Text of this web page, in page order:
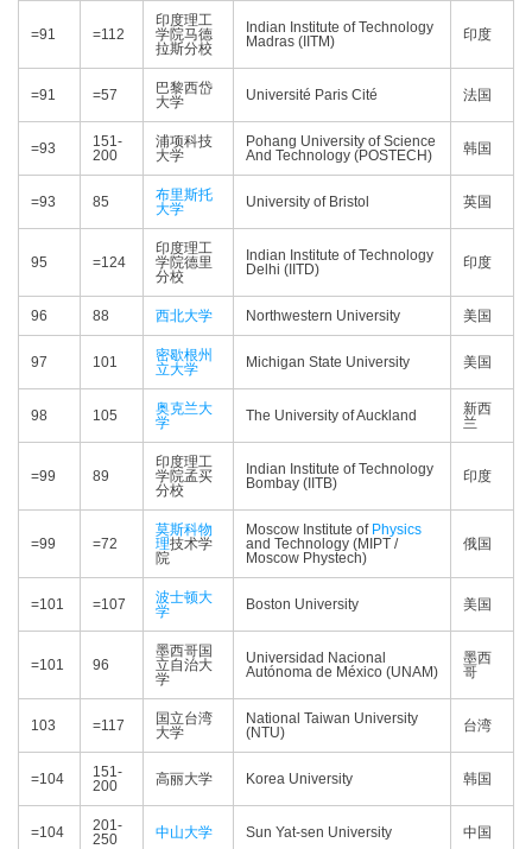
=91 =112
印度理工
学院马德
拉斯分校
Indian Institute of Technology
Madras (IITM)
印度
=91 =57
巴黎西岱
大学
Université Paris Cité 法国
=93
151-
200
浦项科技
大学
Pohang University of Science
And Technology (POSTECH)
韩国
=93 85
布里斯托
大学
University of Bristol 英国
95 =124
印度理工
学院德里
分校
Indian Institute of Technology
Delhi (IITD)
印度
96 88 西北大学 Northwestern University 美国
97 101
密歇根州
立大学
Michigan State University 美国
98 105
奥克兰大
学
The University of Auckland
新西
兰
=99 89
印度理工
学院孟买
分校
Indian Institute of Technology
Bombay (IITB)
印度
=99 =72
莫斯科物
理技术学
院
Moscow Institute of Physics
and Technology (MIPT /
Moscow Phystech)
俄国
=101 =107
波士顿大
学
Boston University 美国
=101 96
墨西哥国
立自治大
学
Universidad Nacional
Autónoma de México (UNAM)
墨西
哥
103 =117
国立台湾
大学
National Taiwan University
(NTU)
台湾
=104
151-
200
高丽大学 Korea University 韩国
=104
201-
250
中山大学 Sun Yat-sen University 中国